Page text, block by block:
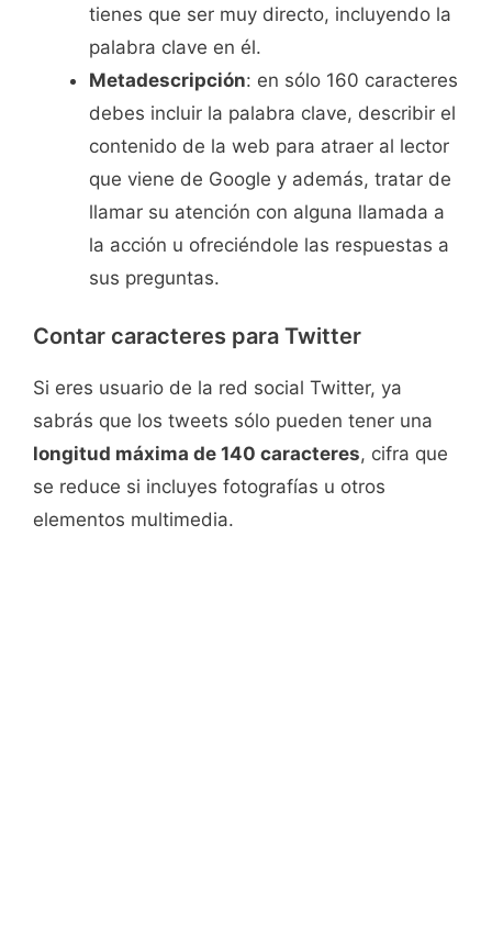
tienes que ser muy directo, incluyendo la
palabra clave en él.
Metadescripción: en sólo 160 caracteres
debes incluir la palabra clave, describir el
contenido de la web para atraer al lector
que viene de Google y además, tratar de
llamar su atención con alguna llamada a
la acción u ofreciéndole las respuestas a
sus preguntas.
Contar caracteres para Twitter
Si eres usuario de la red social Twitter, ya
sabrás que los tweets sólo pueden tener una
longitud máxima de 140 caracteres, cifra que
se reduce si incluyes fotografías u otros
elementos multimedia.